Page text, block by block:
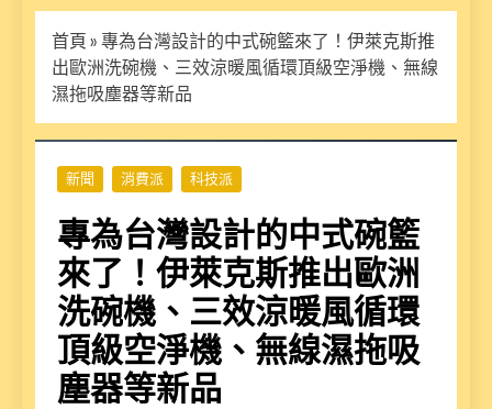
首頁 » 專為台灣設計的中式碗籃來了！伊萊克斯推
出歐洲洗碗機、三效涼暖風循環頂級空淨機、無線
濕拖吸塵器等新品
新聞 消費派 科技派
專為台灣設計的中式碗籃
來了！伊萊克斯推出歐洲
洗碗機、三效涼暖風循環
頂級空淨機、無線濕拖吸
塵器等新品